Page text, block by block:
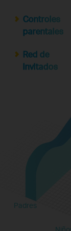
Controles
parentales
Red de
invitados
Padres